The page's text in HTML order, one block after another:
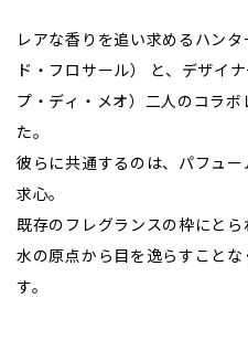
レアな香りを追い求めるハン
ド・フロサール） と、デザイ
プ・ディ・メオ）二人のコラ
た。
彼らに共通するのは、パフュ
求心。
既存のフレグランスの枠にと
水の原点から目を逸らすこと
す。